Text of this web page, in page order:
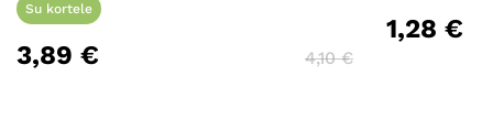
Su kortele
3,89 € 4,10€
1,28 €